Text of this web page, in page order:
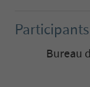
Participants
Bureau